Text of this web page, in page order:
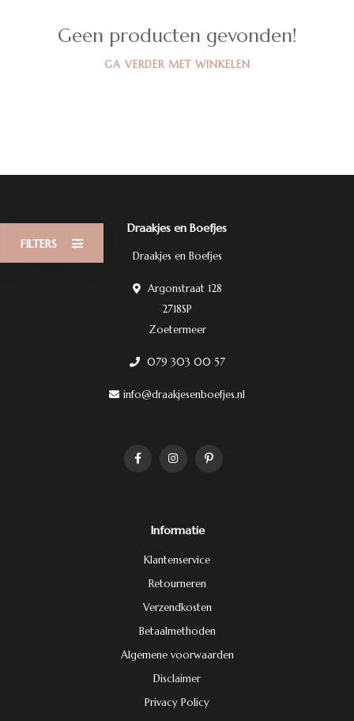
FILTERS
Geen producten gevonden!
GA VERDER MET WINKELEN
Draakjes en Boefjes
Draakjes en Boefjes
Argonstraat 128
2718SP
Zoetermeer
079 303 00 57
info@draakjesenboefjes.nl
Informatie
Klantenservice
Retourneren
Verzendkosten
Betaalmethoden
Algemene voorwaarden
Disclaimer
Privacy Policy